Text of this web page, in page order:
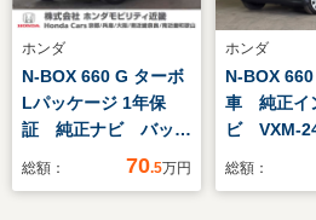
ホンダ
N-BOX 660 G ターボ
Lパッケージ 1年保
証 純正ナビ バック
カメラ 片側電動スラ
総額： 70.5万円
ホンダ
N-BOX
車 純正イ
ビ VXM-
フルセグ
総額：